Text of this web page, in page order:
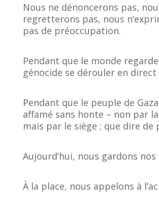
Nous ne dénoncerons pas,
regretterons pas, nous
pas de préoccupation.
Pendant que le monde
génocide se dérouler en direct
Pendant que le peuple de
affamé sans honte – non par
mais par le siège ; que dire de
Aujourd’hui, nous gardons
À la place, nous appelons à